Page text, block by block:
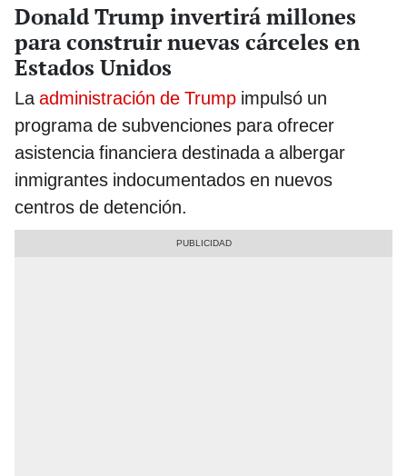
Donald Trump invertirá millones
para construir nuevas cárceles en
Estados Unidos
Laadministración de Trump impulsó un
programa de subvenciones para ofrecer
asistencia financiera destinada a albergar
inmigrantes indocumentados en nuevos
centros de detención.